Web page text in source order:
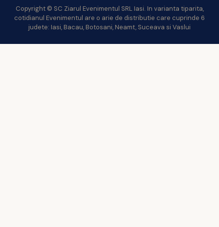
Copyright © SC Ziarul Evenimentul SRL Iasi. In varianta tiparita,
cotidianul Evenimentul are o arie de distributie care cuprinde 6
judete: Iasi, Bacau, Botosani, Neamt, Suceava si Vaslui